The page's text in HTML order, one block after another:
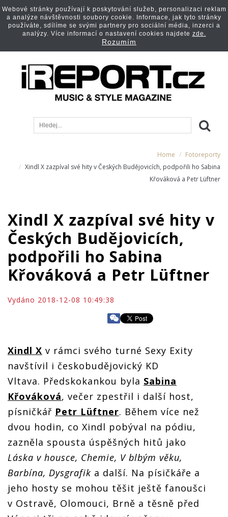
Home
Fotoreporty
Xindl X zazpíval své hity v Českých Budějovicích, podpořili ho Sabina
Křováková a Petr Lüftner
Xindl X zazpíval své hity v
Českých Budějovicích,
podpořili ho Sabina
Křováková a Petr Lüftner
Vydáno 2018-12-08 10:49:38
Xindl X v rámci svého turné Sexy Exity
navštívil i českobudějovický KD
Vltava. Předskokankou byla Sabina
Křováková, večer zpestřil i další host,
písničkář Petr Lüftner. Během více než
dvou hodin, co Xindl pobýval na pódiu,
zazněla spousta úspěšných hitů jako
Láska v housce, Chemie, V blbým věku,
Barbína, Dysgrafik a další. Na písičkáře a
jeho hosty se mohou těšit ještě fanoušci
v Ostravě, Olomouci, Brně a těsně před
Webové stránky používají k poskytování služeb, personalizaci reklam
a analýze návštěvnosti soubory cookie. Informace, jak tyto stránky
používáte, sdílíme se svými partnery pro sociální média, inzerci a
analýzy. Více informací o nastavení cookies najdete zde.
Rozumím